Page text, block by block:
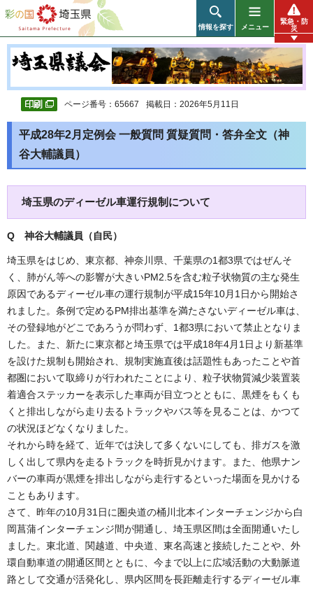
彩の国 埼玉県
情報を探す メニュー
緊急・防
災
ページ番号：65667 掲載日：2026年5月11日
平成28年2月定例会 一般質問 質疑質問・答弁全文（神
谷大輔議員）
埼玉県のディーゼル車運行規制について
Q 神谷大輔議員（自民）
埼玉県をはじめ、東京都、神奈川県、千葉県の1都3県ではぜんそ
く、肺がん等への影響が大きいPM2.5を含む粒子状物質の主な発生
原因であるディーゼル車の運行規制が平成15年10月1日から開始さ
れました。条例で定めるPM排出基準を満たさないディーゼル車は、
その登録地がどこであろうが問わず、1都3県において禁止となりま
した。また、新たに東京都と埼玉県では平成18年4月1日より新基準
を設けた規制も開始され、規制実施直後は話題性もあったことや首
都圏において取締りが行われたことにより、粒子状物質減少装置装
着適合ステッカーを表示した車両が目立つとともに、黒煙をもくも
くと排出しながら走り去るトラックやバス等を見ることは、かつて
の状況ほどなくなりました。
それから時を経て、近年では決して多くないにしても、排ガスを激
しく出して県内を走るトラックを時折見かけます。また、他県ナン
バーの車両が黒煙を排出しながら走行するといった場面を見かける
こともあります。
さて、昨年の10月31日に圏央道の桶川北本インターチェンジから白
岡菖蒲インターチェンジ間が開通し、埼玉県区間は全面開通いたし
ました。東北道、関越道、中央道、東名高速と接続したことや、外
環自動車道の開通区間とともに、今まで以上に広域活動の大動脈道
路として交通が活発化し、県内区間を長距離走行するディーゼル車